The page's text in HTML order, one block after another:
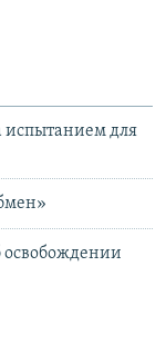
испытанием для
освобождении